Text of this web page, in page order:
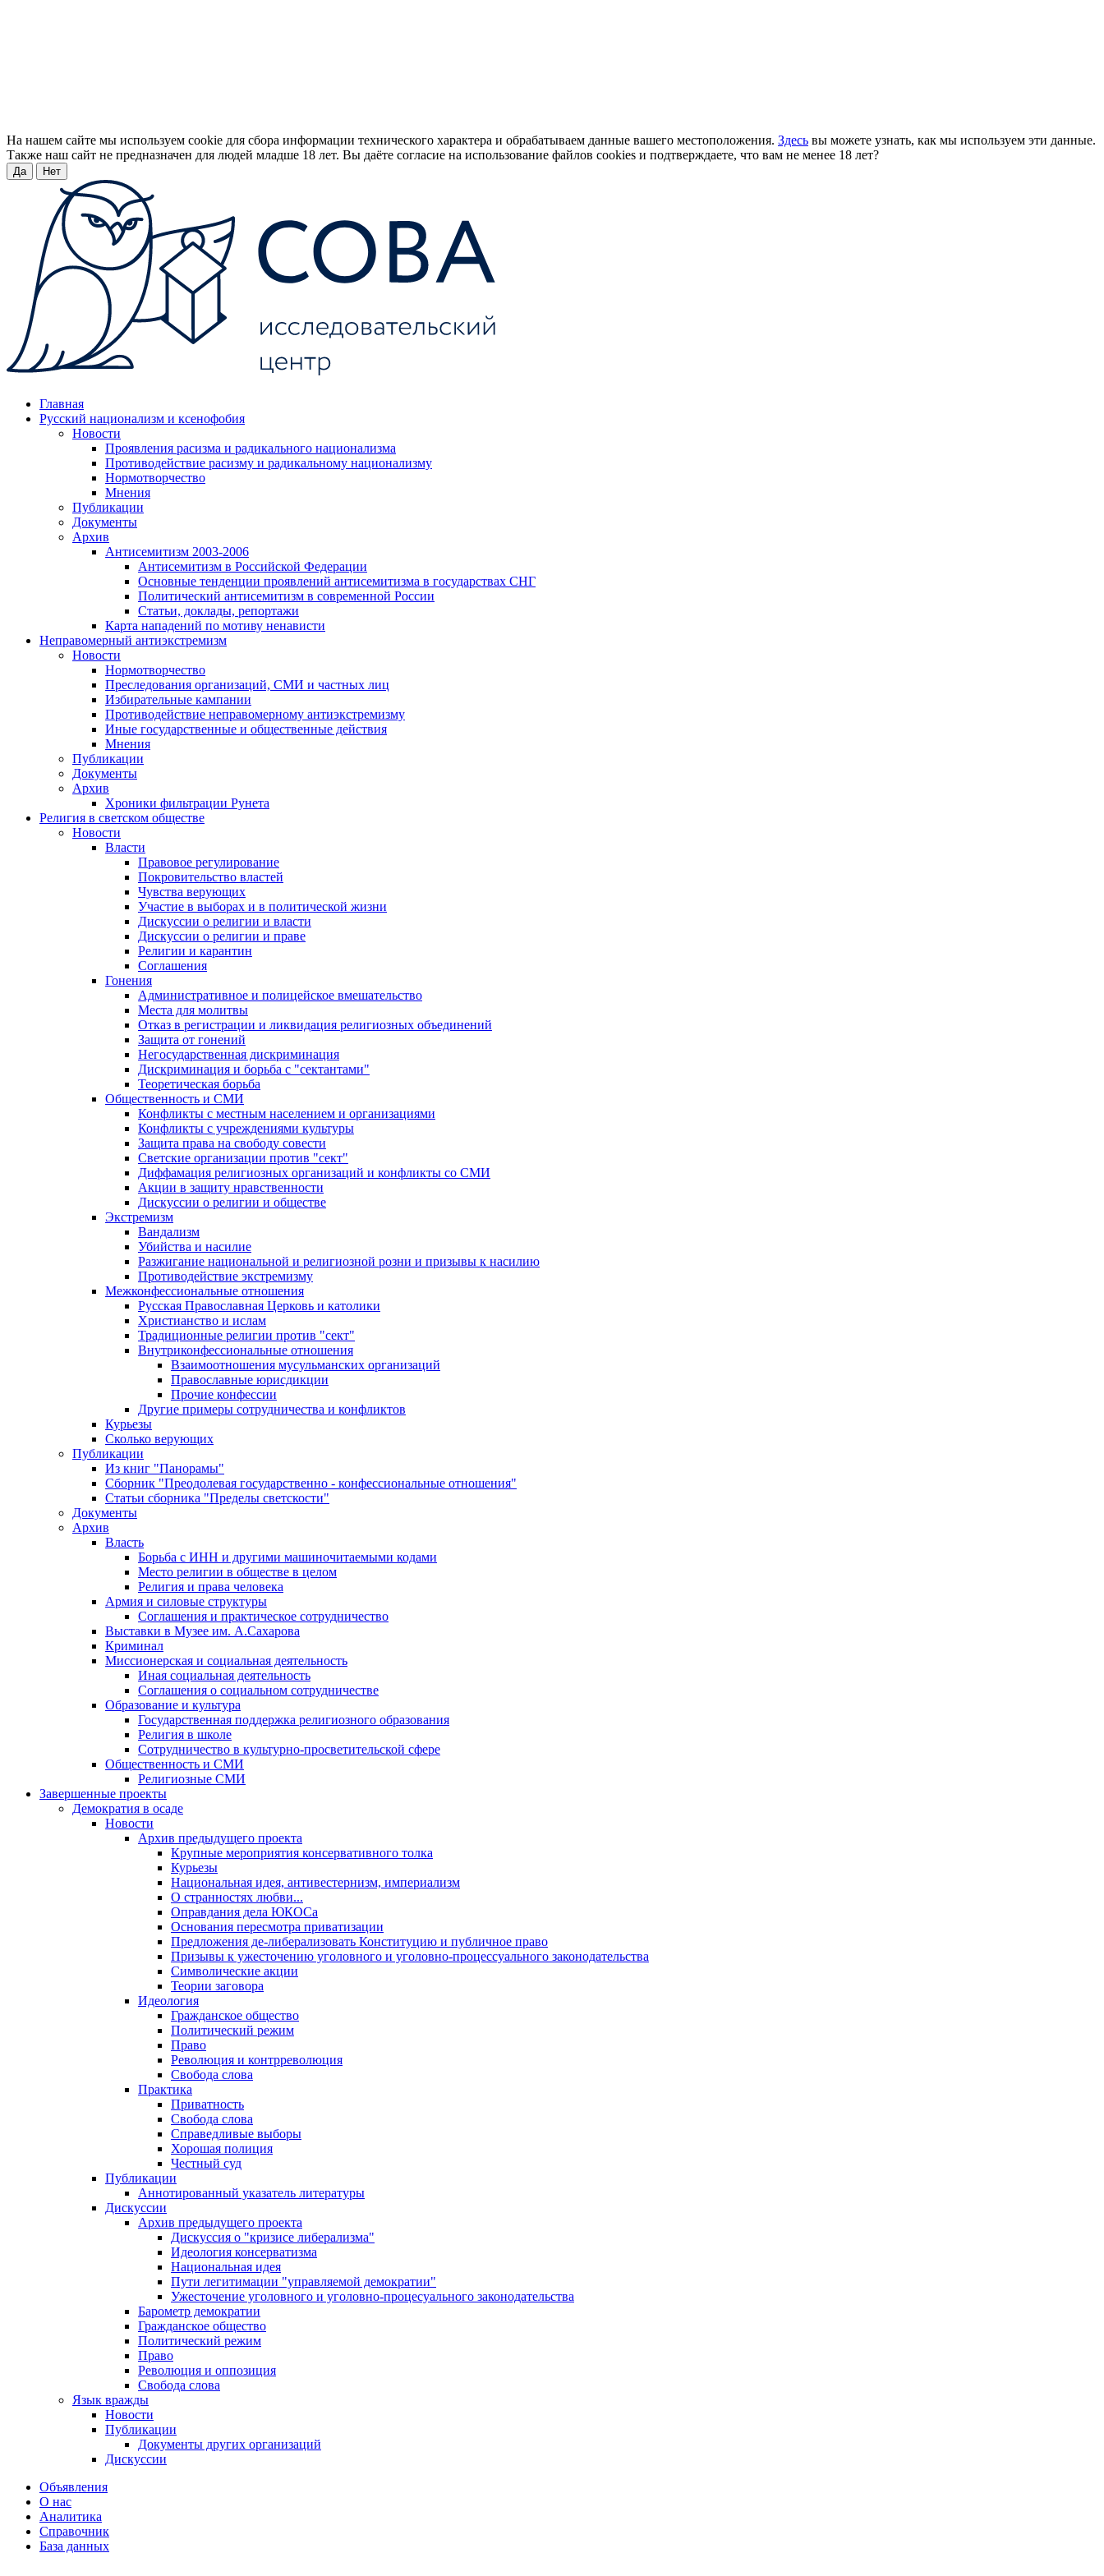
На нашем сайте мы используем cookie для сбора информации технического характера и обрабатываем данные вашего местоположения. Здесь вы можете узнать, как мы используем эти данные.
Также наш сайт не предназначен для людей младше 18 лет. Вы даёте согласие на использование файлов cookies и подтверждаете, что вам не менее 18 лет?
Да Нет
Главная
Русский национализм и ксенофобия
Новости
Проявления расизма и радикального национализма
Противодействие расизму и радикальному национализму
Нормотворчество
Мнения
Публикации
Документы
Архив
Антисемитизм 2003-2006
Антисемитизм в Российской Федерации
Основные тенденции проявлений антисемитизма в государствах СНГ
Политический антисемитизм в современной России
Статьи, доклады, репортажи
Карта нападений по мотиву ненависти
Неправомерный антиэкстремизм
Новости
Нормотворчество
Преследования организаций, СМИ и частных лиц
Избирательные кампании
Противодействие неправомерному антиэкстремизму
Иные государственные и общественные действия
Мнения
Публикации
Документы
Архив
Хроники фильтрации Рунета
Религия в светском обществе
Новости
Власти
Правовое регулирование
Покровительство властей
Чувства верующих
Участие в выборах и в политической жизни
Дискуссии о религии и власти
Дискуссии о религии и праве
Религии и карантин
Соглашения
Гонения
Административное и полицейское вмешательство
Места для молитвы
Отказ в регистрации и ликвидация религиозных объединений
Защита от гонений
Негосударственная дискриминация
Дискриминация и борьба с "сектантами"
Теоретическая борьба
Общественность и СМИ
Конфликты с местным населением и организациями
Конфликты с учреждениями культуры
Защита права на свободу совести
Светские организации против "сект"
Диффамация религиозных организаций и конфликты со СМИ
Акции в защиту нравственности
Дискуссии о религии и обществе
Экстремизм
Вандализм
Убийства и насилие
Разжигание национальной и религиозной розни и призывы к насилию
Противодействие экстремизму
Межконфессиональные отношения
Русская Православная Церковь и католики
Христианство и ислам
Традиционные религии против "сект"
Внутриконфессиональные отношения
Взаимоотношения мусульманских организаций
Православные юрисдикции
Прочие конфессии
Другие примеры сотрудничества и конфликтов
Курьезы
Сколько верующих
Публикации
Из книг "Панорамы"
Сборник "Преодолевая государственно - конфессиональные отношения"
Статьи сборника "Пределы светскости"
Документы
Архив
Власть
Борьба с ИНН и другими машиночитаемыми кодами
Место религии в обществе в целом
Религия и права человека
Армия и силовые структуры
Соглашения и практическое сотрудничество
Выставки в Музее им. А.Сахарова
Криминал
Миссионерская и социальная деятельность
Иная социальная деятельность
Соглашения о социальном сотрудничестве
Образование и культура
Государственная поддержка религиозного образования
Религия в школе
Сотрудничество в культурно-просветительской сфере
Общественность и СМИ
Религиозные СМИ
Завершенные проекты
Демократия в осаде
Новости
Архив предыдущего проекта
Крупные мероприятия консервативного толка
Курьезы
Национальная идея, антивестернизм, империализм
О странностях любви...
Оправдания дела ЮКОСа
Основания пересмотра приватизации
Предложения де-либерализовать Конституцию и публичное право
Призывы к ужесточению уголовного и уголовно-процессуального законодательства
Символические акции
Теории заговора
Идеология
Гражданское общество
Политический режим
Право
Революция и контрреволюция
Свобода слова
Практика
Приватность
Свобода слова
Справедливые выборы
Хорошая полиция
Честный суд
Публикации
Аннотированный указатель литературы
Дискуссии
Архив предыдущего проекта
Дискуссия о "кризисе либерализма"
Идеология консерватизма
Национальная идея
Пути легитимации "управляемой демократии"
Ужесточение уголовного и уголовно-процесуального законодательства
Барометр демократии
Гражданское общество
Политический режим
Право
Революция и оппозиция
Свобода слова
Язык вражды
Новости
Публикации
Документы других организаций
Дискуссии
Объявления
О нас
Аналитика
Справочник
База данных